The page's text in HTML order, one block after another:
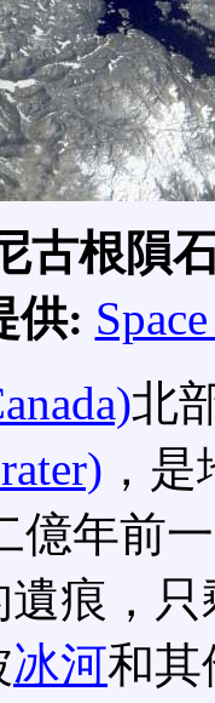
古根隕
供:
北
，
億年前
痕，
冰河和其